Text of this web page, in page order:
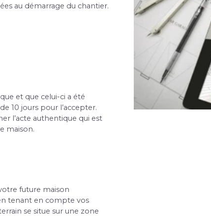
au démarrage du chantier.
et que celui-ci a été
10 jours pour l’accepter.
l’acte authentique qui est
maison.
future maison
tenant en compte vos
se situe sur une zone